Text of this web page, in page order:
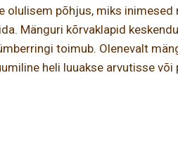
olulisem põhjus, miks
Mänguri kõrvaklapid
toimub. Olenevalt
heli luuakse arvutisse